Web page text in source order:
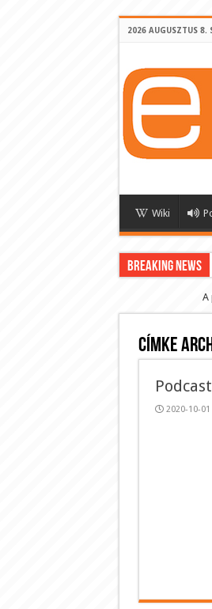
2026 AUGUSZTUS 8.
Wiki
BREAKING NEWS
A
Címke
2020-10-01